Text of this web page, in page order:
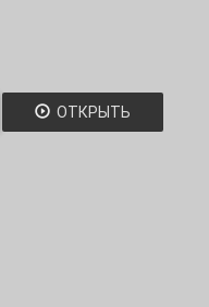
ОТКРЫТЬ